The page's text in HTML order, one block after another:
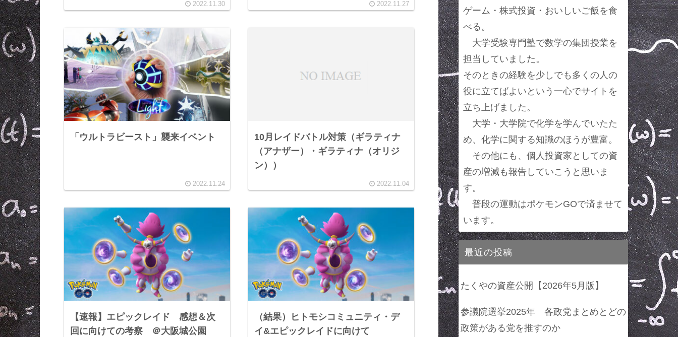
2022.11.30 2022.11.27
「ウルトラビースト」襲来イベント
2022.11.24
10月レイドバトル対策（ギラティナ
（アナザー）・ギラティナ（オリジ
ン））
2022.11.04
【速報】エピックレイド 感想＆次
回に向けての考察 ＠大阪城公園
（結果）ヒトモシコミュニティ・デ
イ&エピックレイドに向けて
ゲーム・株式投資・おいしいご飯を食
べる。
大学受験専門塾で数学の集団授業を
担当していました。
そのときの経験を少しでも多くの人の
役に立てばよいという一心でサイトを
立ち上げました。
大学・大学院で化学を学んでいたた
め、化学に関する知識のほうが豊富。
その他にも、個人投資家としての資
産の増減も報告していこうと思いま
す。
普段の運動はポケモンGOで済ませて
います。
最近の投稿
たくやの資産公開【2026年5月版】
参議院選挙2025年 各政党まとめとどの
政策がある党を推すのか